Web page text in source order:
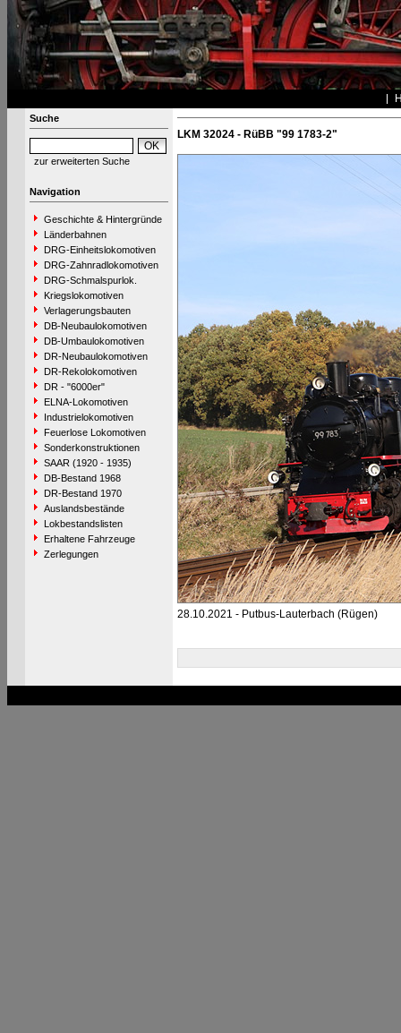
Suche
zur erweiterten Suche
Navigation
Geschichte & Hintergründe
Länderbahnen
DRG-Einheitslokomotiven
DRG-Zahnradlokomotiven
DRG-Schmalspurlok.
Kriegslokomotiven
Verlagerungsbauten
DB-Neubaulokomotiven
DB-Umbaulokomotiven
DR-Neubaulokomotiven
DR-Rekolokomotiven
DR - "6000er"
ELNA-Lokomotiven
Industrielokomotiven
Feuerlose Lokomotiven
Sonderkonstruktionen
SAAR (1920 - 1935)
DB-Bestand 1968
DR-Bestand 1970
Auslandsbestände
Lokbestandslisten
Erhaltene Fahrzeuge
Zerlegungen
LKM 32024 - RüBB "99 1783-2"
28.10.2021 - Putbus-Lauterbach (Rügen)